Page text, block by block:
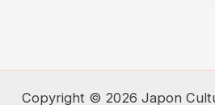
Copyright © 2026 Japon